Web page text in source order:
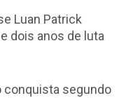
Luan Patrick
dois anos de luta
conquista segundo